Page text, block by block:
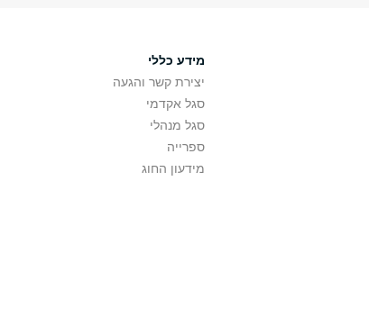
מידע כללי
יצירת קשר והגעה
סגל אקדמי
סגל מנהלי
ספרייה
מידעון החוג